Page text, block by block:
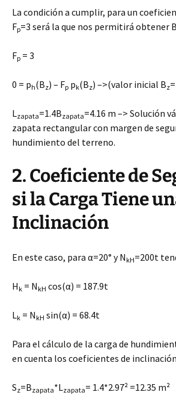
La condición a cumplir, para un
Fp=3 será la que nos permitirá obtener
Fp = 3
0 = ph(Bz) – Fp pk(Bz) –>(valor inicial Bz
Lzapata=1.4Bzapata=4.16 m –> Solución
zapata rectangular con margen de
hundimiento del terreno.
2. Coeficiente de
si la Carga Tiene
Inclinación
En este caso, para α=20° y N kH=200t
H k = N kH cos(α) = 187.9t
Lk = N kH sin(α) = 68.4t
Para el cálculo de la carga de
en cuenta los coeficientes de
Sz=Bzapata*Lzapata= 1.4*2.97² =12.35 m²